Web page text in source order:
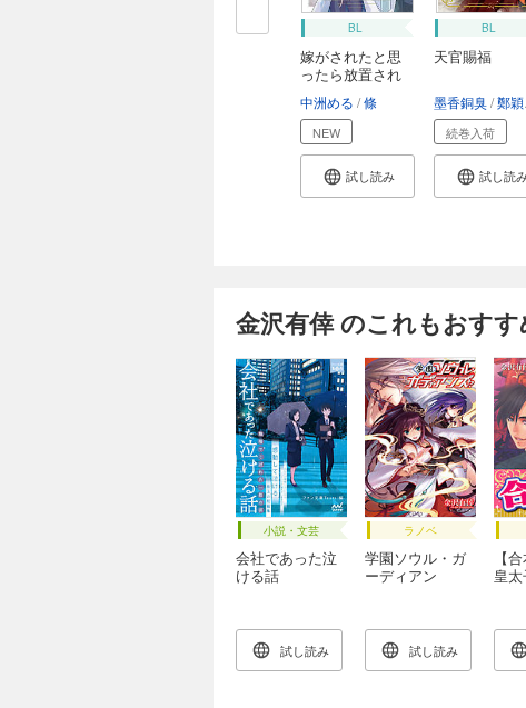
BL
嫁がされたと思
ったら放置され
中洲める 條
NEW
試し読み
BL
天官賜福
墨香銅臭 鄭穎馨
続巻入荷
試し読
金沢有倖 のこれもおすす
小説・文芸
会社であった泣
ける話
試し読み
ラノベ
学園ソウル・ガ
ーディアン
試し読み
【
皇